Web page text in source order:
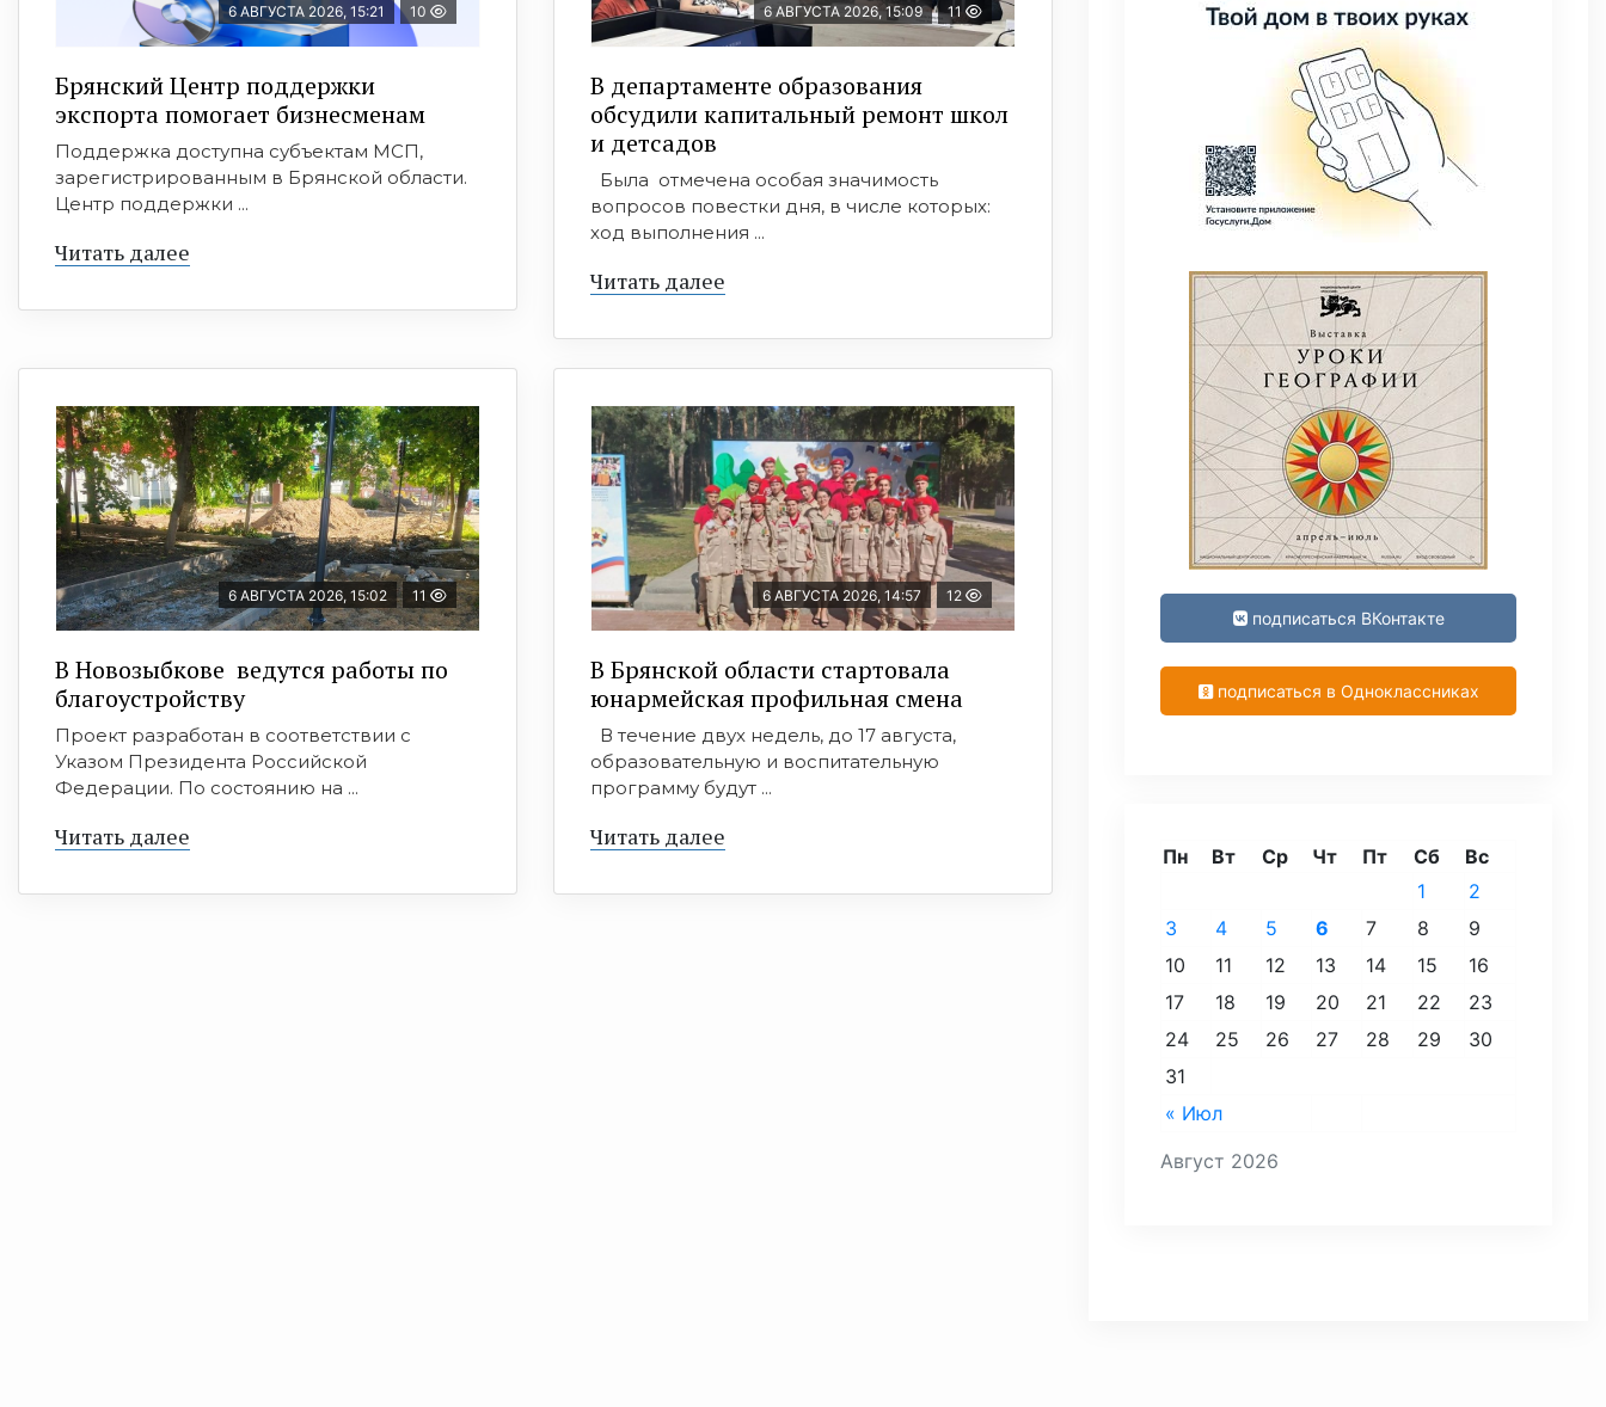
6 АВГУСТА 2026, 15:21 10
Брянский Центр поддержки
экспорта помогает бизнесменам
Поддержка доступна субъектам МСП,
зарегистрированным в Брянской области.
Центр поддержки ...
Читать далее
6 АВГУСТА 2026, 15:09 11
В департаменте образования
обсудили капитальный ремонт школ
и детсадов
Была отмечена особая значимость
вопросов повестки дня, в числе которых:
ход выполнения ...
Читать далее
6 АВГУСТА 2026, 15:02 11
В Новозыбкове ведутся работы по
благоустройству
Проект разработан в соответствии с
Указом Президента Российской
Федерации. По состоянию на ...
Читать далее
6 АВГУСТА 2026, 14:57 12
В Брянской области стартовала
юнармейская профильная смена
В течение двух недель, до 17 августа,
образовательную и воспитательную
программу будут ...
Читать далее
подписаться ВКонтакте
подписаться в Одноклассниках
Август 2026
Пн Вт Ср Чт Пт Сб Вс
« Июл
1
2
3
4 5 6 7 8
9
10
11 12 13 14 15
16
17
18 19 20 21 22
23
24
25 26 27 28 29
30
31